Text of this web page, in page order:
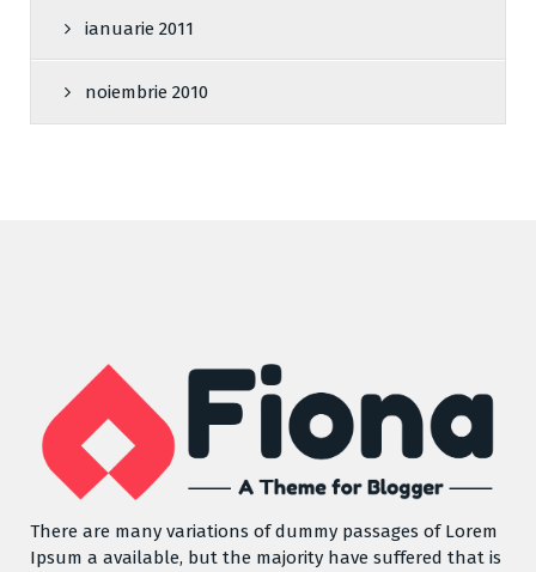
ianuarie 2011
noiembrie 2010
There are many variations of dummy passages of Lorem
Ipsum a available, but the majority have suffered that is